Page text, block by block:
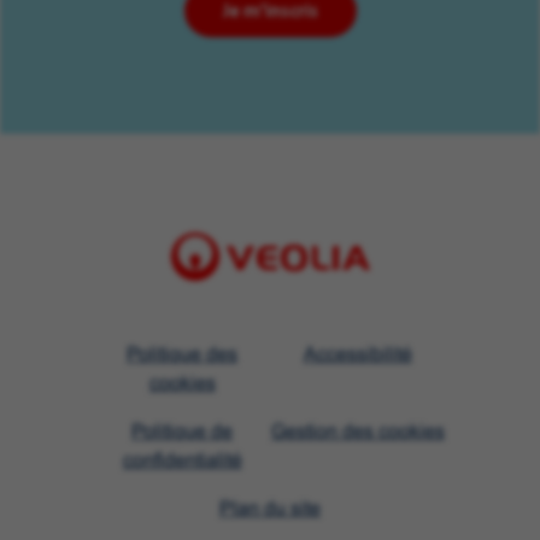
Je m'inscris
Politique des
cookies
Accessibilité
Politique de
confidentialité
Gestion des cookies
Plan du site